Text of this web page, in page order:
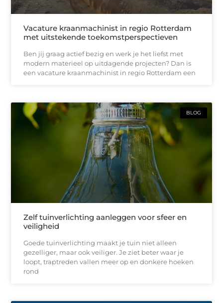
Vacature kraanmachinist in regio Rotterdam
met uitstekende toekomstperspectieven
Ben jij graag actief bezig en werk je het liefst met
modern materieel op uitdagende projecten? Dan is
een vacature kraanmachinist in regio Rotterdam een
BLOG
Zelf tuinverlichting aanleggen voor sfeer en
veiligheid
Goede tuinverlichting maakt je tuin niet alleen
gezelliger, maar ook veiliger. Je ziet beter waar je
loopt, traptreden vallen meer op en donkere hoeken
rond